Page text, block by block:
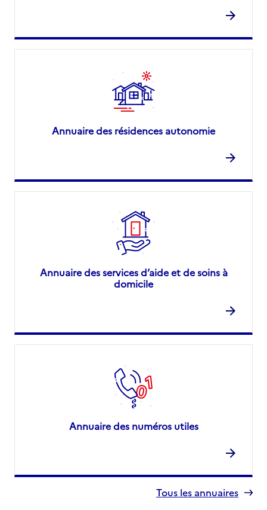
Annuaire des résidences autonomie
Annuaire des services d’aide et de soins à
domicile
Annuaire des numéros utiles
Tous les annuaires